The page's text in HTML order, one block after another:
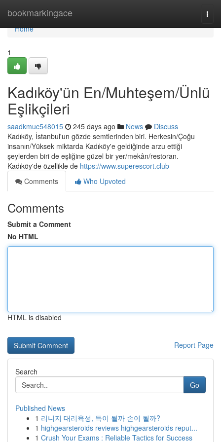
bookmarkingace
Home
Home
1
Kadıköy'ün En/Muhteşem/Ünlü
Eşlikçileri
saadkmuc548015 245 days ago News
Discuss
Kadıköy, İstanbul'un gözde semtlerinden biri. Herkesin/Çoğu
insanın/Yüksek miktarda Kadıköy'e geldiğinde arzu ettiği
şeylerden biri de eşliğine güzel bir yer/mekân/restoran.
Kadıköy'de özellikle de https://www.superescort.club
Comments
Who Upvoted
Comments
Submit a Comment
No HTML
HTML is disabled
Report Page
Search
Go
Published News
1 리니지 대리육성, 득이 될까 손이 될까?
1 highgearsteroids reviews highgearsteroids reput...
1 Crush Your Exams : Reliable Tactics for Success